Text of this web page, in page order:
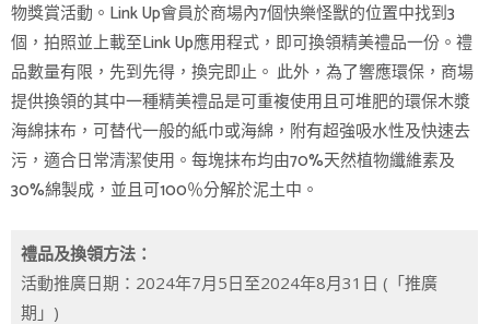
物獎賞活動。Link Up會員於商場內7個快樂怪獸的位置中找到3
個，拍照並上載至Link Up應用程式，即可換領精美禮品一份。禮
品數量有限，先到先得，換完即止。 此外，為了響應環保，商場
提供換領的其中一種精美禮品是可重複使用且可堆肥的環保木漿
海綿抹布，可替代一般的紙巾或海綿，附有超強吸水性及快速去
污，適合日常清潔使用。每塊抹布均由70%天然植物纖維素及
30%綿製成，並且可100％分解於泥土中。
禮品及換領方法：
活動推廣日期：2024年7月5日至2024年8月31日 (「推廣
期」)